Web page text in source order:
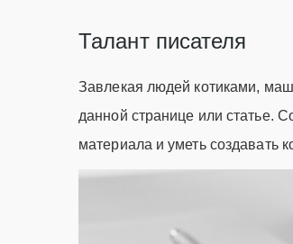
Талант писателя
Завлекая людей котиками,
данной странице или статье.
материала и уметь создавать